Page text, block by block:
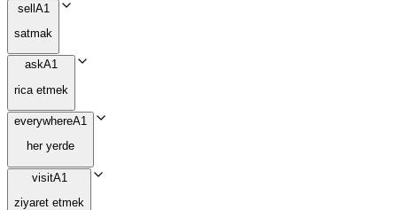
sellA1
satmak
askA1
rica etmek
everywhereA1
her yerde
visitA1
ziyaret etmek